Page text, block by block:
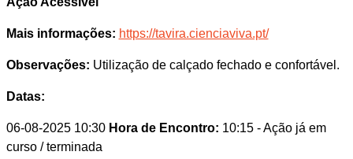
Mais informações: https://tavira.cienciaviva.pt/
Observações: Utilização de calçado fechado e confortável.
Datas:
06-08-2025 10:30 Hora de Encontro: 10:15 - Ação já em
curso / terminada